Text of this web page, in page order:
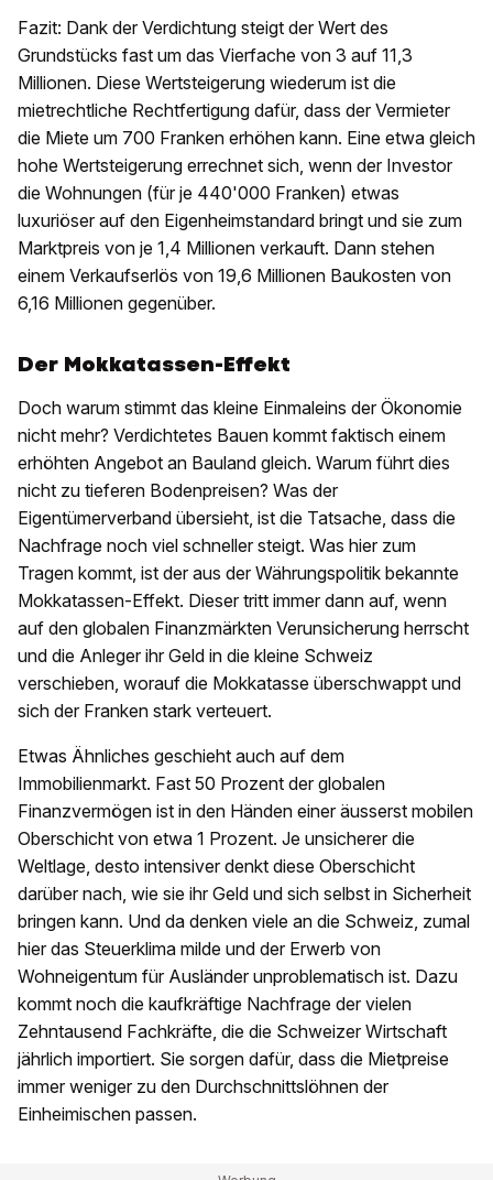
Fazit: Dank der Verdichtung steigt der Wert des
Grundstücks fast um das Vierfache von 3 auf 11,3
Millionen. Diese Wertsteigerung wiederum ist die
mietrechtliche Rechtfertigung dafür, dass der Vermieter
die Miete um 700 Franken erhöhen kann. Eine etwa gleich
hohe Wertsteigerung errechnet sich, wenn der Investor
die Wohnungen (für je 440'000 Franken) etwas
luxuriöser auf den Eigenheimstandard bringt und sie zum
Marktpreis von je 1,4 Millionen verkauft. Dann stehen
einem Verkaufserlös von 19,6 Millionen Baukosten von
6,16 Millionen gegenüber.
Der Mokkatassen-Effekt
Doch warum stimmt das kleine Einmaleins der Ökonomie
nicht mehr? Verdichtetes Bauen kommt faktisch einem
erhöhten Angebot an Bauland gleich. Warum führt dies
nicht zu tieferen Bodenpreisen? Was der
Eigentümerverband übersieht, ist die Tatsache, dass die
Nachfrage noch viel schneller steigt. Was hier zum
Tragen kommt, ist der aus der Währungspolitik bekannte
Mokkatassen-Effekt. Dieser tritt immer dann auf, wenn
auf den globalen Finanzmärkten Verunsicherung herrscht
und die Anleger ihr Geld in die kleine Schweiz
verschieben, worauf die Mokkatasse überschwappt und
sich der Franken stark verteuert.
Etwas Ähnliches geschieht auch auf dem
Immobilienmarkt. Fast 50 Prozent der globalen
Finanzvermögen ist in den Händen einer äusserst mobilen
Oberschicht von etwa 1 Prozent. Je unsicherer die
Weltlage, desto intensiver denkt diese Oberschicht
darüber nach, wie sie ihr Geld und sich selbst in Sicherheit
bringen kann. Und da denken viele an die Schweiz, zumal
hier das Steuerklima milde und der Erwerb von
Wohneigentum für Ausländer unproblematisch ist. Dazu
kommt noch die kaufkräftige Nachfrage der vielen
Zehntausend Fachkräfte, die die Schweizer Wirtschaft
jährlich importiert. Sie sorgen dafür, dass die Mietpreise
immer weniger zu den Durchschnittslöhnen der
Einheimischen passen.